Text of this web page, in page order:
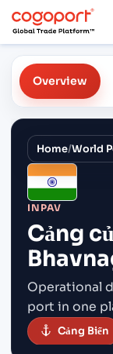
Overview
Home/World
INPAV
Cảng
Operational
port in one
Cảng Biển